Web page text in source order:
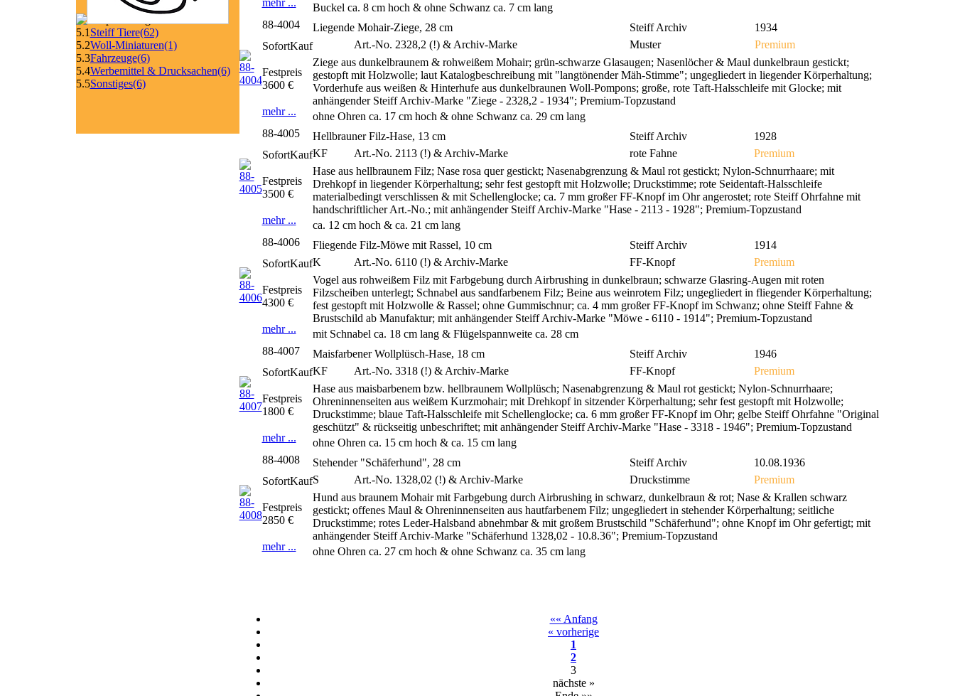
5.1 Steiff Tiere(62)
5.2Woll-Miniaturen(1)
5.3Fahrzeuge(6)
5.4Werbemittel & Drucksachen(6)
5.5Sonstiges(6)
Buckel ca. 8 cm hoch & ohne Schwanz ca. 7 cm lang
88-4004
Liegende Mohair-Ziege, 28 cm Steiff Archiv
1934
Art.-No. 2328,2 (!) & Archiv-Marke
Muster
Premium
Ziege aus dunkelbraunem & rohweißem Mohair; grün-schwarze Glasaugen; Nasenlöcher & Maul dunkelbraun gestickt;
gestopft mit Holzwolle; laut Katalogbeschreibung mit "langtönender Mäh-Stimme"; ungegliedert in liegender Körperhaltung;
Vorderhufe aus weißen & Hinterhufe aus dunkelbraunen Woll-Pompons; große, rote Taft-Halsschleife mit Glocke; mit
anhängender Steiff Archiv-Marke "Ziege - 2328,2 - 1934"; Premium-Topzustand
ohne Ohren ca. 17 cm hoch & ohne Schwanz ca. 29 cm lang
SofortKauf
Festpreis
3600 €
mehr ...
88-4005
Hellbrauner Filz-Hase, 13 cm Steiff Archiv
1928
KF
Art.-No. 2113 (!) & Archiv-Marke rote Fahne
Premium
Hase aus hellbraunem Filz; Nase rosa quer gestickt; Nasenabgrenzung & Maul rot gestickt; Nylon-Schnurrhaare; mit
Drehkopf in liegender Körperhaltung; sehr fest gestopft mit Holzwolle; Druckstimme; rote Seidentaft-Halsschleife
materialbedingt verschlissen & mit Schellenglocke; ca. 7 mm großer FF-Knopf im Ohr angerostet; rote Steiff Ohrfahne mit
handschriftlicher Art.-No.; mit anhängender Steiff Archiv-Marke "Hase - 2113 - 1928"; Premium-Topzustand
ca. 12 cm hoch & ca. 21 cm lang
SofortKauf
Festpreis
3500 €
mehr ...
88-4006
Fliegende Filz-Möwe mit Rassel, 10 cm Steiff Archiv
1914
K
Art.-No. 6110 (!) & Archiv-Marke FF-Knopf
Premium
Vogel aus rohweißem Filz mit Farbgebung durch Airbrushing in dunkelbraun; schwarze Glasring-Augen mit roten
Filzscheiben unterlegt; Schnabel aus sandfarbenem Filz; Beine aus weinrotem Filz; ungegliedert in fliegender Körperhaltung;
fest gestopft mit Holzwolle & Rassel; ohne Gummischnur; ca. 4 mm großer FF-Knopf im Schwanz; ohne Steiff Fahne &
Brustschild ab Manufaktur; mit anhängender Steiff Archiv-Marke "Möwe - 6110 - 1914"; Premium-Topzustand
mit Schnabel ca. 18 cm lang & Flügelspannweite ca. 28 cm
SofortKauf
Festpreis
4300 €
mehr ...
88-4007
Maisfarbener Wollplüsch-Hase, 18 cm Steiff Archiv
1946
KF
Art.-No. 3318 (!) & Archiv-Marke FF-Knopf
Premium
Hase aus maisbarbenem bzw. hellbraunem Wollplüsch; Nasenabgrenzung & Maul rot gestickt; Nylon-Schnurrhaare;
Ohreninnenseiten aus weißem Kurzmohair; mit Drehkopf in sitzender Körperhaltung; sehr fest gestopft mit Holzwolle;
Druckstimme; blaue Taft-Halsschleife mit Schellenglocke; ca. 6 mm großer FF-Knopf im Ohr; gelbe Steiff Ohrfahne "Original
geschützt" & rückseitig unbeschriftet; mit anhängender Steiff Archiv-Marke "Hase - 3318 - 1946"; Premium-Topzustand
ohne Ohren ca. 15 cm hoch & ca. 15 cm lang
SofortKauf
Festpreis
1800 €
mehr ...
88-4008
Stehender "Schäferhund", 28 cm Steiff Archiv
10.08.1936
S
Art.-No. 1328,02 (!) & Archiv-Marke Druckstimme
Premium
Hund aus braunem Mohair mit Farbgebung durch Airbrushing in schwarz, dunkelbraun & rot; Nase & Krallen schwarz
gestickt; offenes Maul & Ohreninnenseiten aus hautfarbenem Filz; ungegliedert in stehender Körperhaltung; seitliche
Druckstimme; rotes Leder-Halsband abnehmbar & mit großem Brustschild "Schäferhund"; ohne Knopf im Ohr gefertigt; mit
anhängender Steiff Archiv-Marke "Schäferhund 1328,02 - 10.8.36"; Premium-Topzustand
ohne Ohren ca. 27 cm hoch & ohne Schwanz ca. 35 cm lang
SofortKauf
Festpreis
2850 €
mehr ...
«« Anfang
« vorherige
1
2
3
nächste »